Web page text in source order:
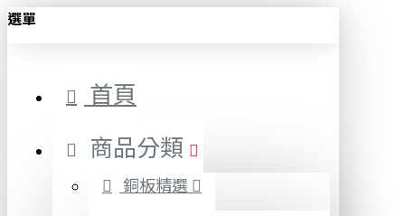
選單
首頁
商品分類
銅板精選